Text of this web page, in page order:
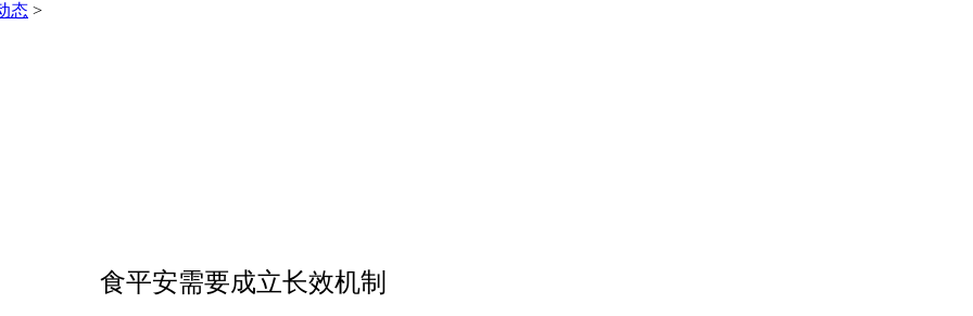
态 >
食平安需要成立长效机制